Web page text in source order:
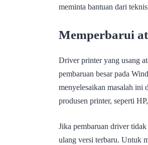
meminta bantuan dari
Memperbarui
Driver printer yang usang
pembaruan besar pada
menyelesaikan masalah ini
produsen printer, seperti
Jika pembaruan driver
ulang versi terbaru. Untuk